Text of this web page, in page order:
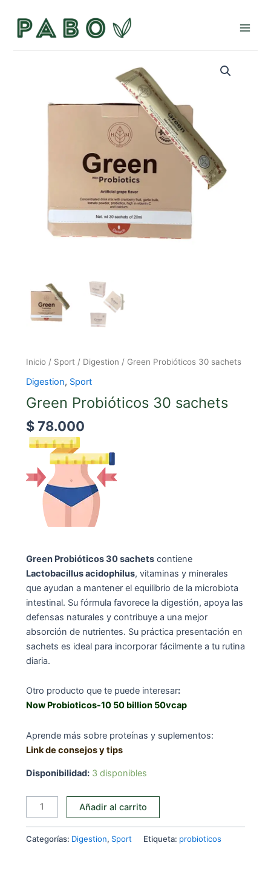
contenido
Inicio/ Sport/ Digestion / Green Probióticos 30 sachets
Digestion, Sport
Green Probióticos 30 sachets
$78.000
Green Probióticos 30 sachetscontiene
Lactobacillus acidophilus, vitaminas y minerales
que ayudan a mantener el equilibrio de la microbiota
intestinal. Su fórmula favorece la digestión, apoya las
defensas naturales y contribuye a una mejor
absorción de nutrientes. Su práctica presentación en
sachets es ideal para incorporar fácilmente a tu rutina
diaria.
Otro producto que te puede interesar:
Now Probioticos-10 50 billion 50vcap
Aprende más sobre proteínas y suplementos:
Link de consejos y tips
Disponibilidad: 3 disponibles
Green
Probióticos
sachets
Añadir al carrito
Categorías: Digestion, Sport Etiqueta: probioticos